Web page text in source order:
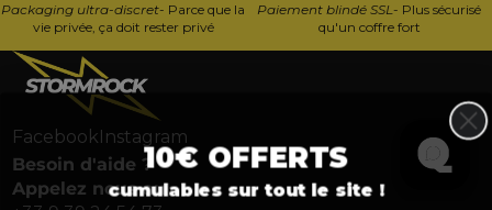
Packaging ultra-discret- Parce que la
vie privée, ça doit rester privé
Paiement blindé SSL- Plus sécurisé
qu'un coffre fort
FacebookInstagram
Besoin d'aide ?
Appelez nous au
10€ OFFERTS
cumulables sur tout le site !